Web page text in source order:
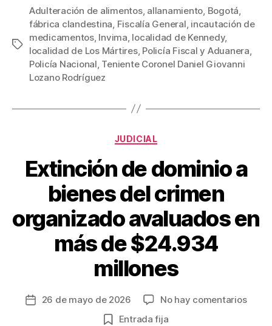
c
e
b
o
k
tt
er
ail er
e
st
m
p
ar
tir
Etiquetas
Adulteración de alimentos, allanamiento Bogotá
fábrica clandestina Fiscalía General incautación de
medicamentos, Invima localidad de Kennedy,
localidad de Los Mártires, Policía Fiscal y Aduanera
Policía Nacional Teniente Coronel Daniel Giovanni
Lozano Rodríguez
Categorías
JUDICIAL
Extinción de dominio a
bienes del crimen
organizado avaluados en
más de $24.934
millones
Fecha26 de mayo de 2026 No hay comentariosen
Entrada fija